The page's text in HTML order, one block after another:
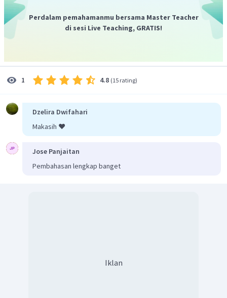
Tahap 3: Menentukan massa senyawa dengan
menggunakan hubungan mol dengan massa da n massa
Maka untuk menentukan massa KOH dari persamaan
tersebut:
Dengan demikian, jawaban yang paling tepat adalah D.
Perdalam pemahamanmu bersama Master Teacher
di sesi Live Teaching, GRATIS!
1 4.8 (15 rating)
Dzelira Dwifahari
Makasih ❤️
Jose Panjaitan
Pembahasan lengkap banget
Iklan